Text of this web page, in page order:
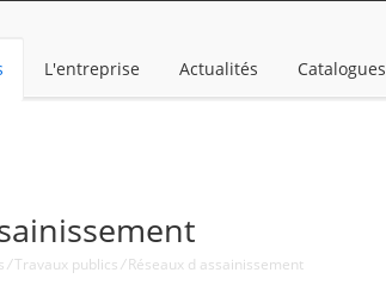
L'entreprise Actualités Catalogues
/Travaux publics/Réseaux d assainissement